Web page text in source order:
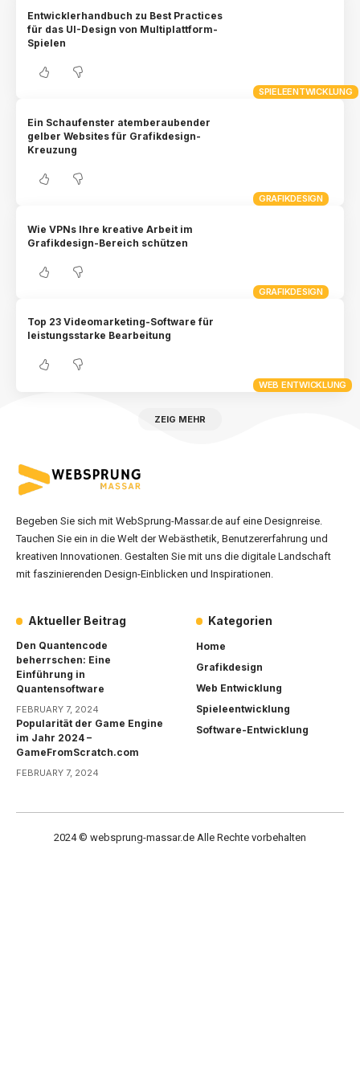
SPIELEENTWICKLUNG
Entwicklerhandbuch zu Best Practices
für das UI-Design von Multiplattform-
Spielen
GRAFIKDESIGN
Ein Schaufenster atemberaubender
gelber Websites für Grafikdesign-
Kreuzung
GRAFIKDESIGN
Wie VPNs Ihre kreative Arbeit im
Grafikdesign-Bereich schützen
WEB ENTWICKLUNG
Top 23 Videomarketing-Software für
leistungsstarke Bearbeitung
ZEIG MEHR
Begeben Sie sich mit WebSprung-Massar.de auf eine Designreise.
Tauchen Sie ein in die Welt der Webästhetik, Benutzererfahrung und
kreativen Innovationen. Gestalten Sie mit uns die digitale Landschaft
mit faszinierenden Design-Einblicken und Inspirationen.
Aktueller Beitrag
Den Quantencode
beherrschen: Eine
Einführung in
Quantensoftware
FEBRUARY 7, 2024
Popularität der Game Engine
im Jahr 2024 –
GameFromScratch.com
FEBRUARY 7, 2024
Kategorien
Home
Grafikdesign
Web Entwicklung
Spieleentwicklung
Software-Entwicklung
2024 © websprung-massar.de Alle Rechte vorbehalten